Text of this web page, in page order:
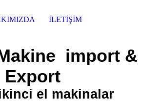
import &
Export
el makinalar
İLETİŞİM